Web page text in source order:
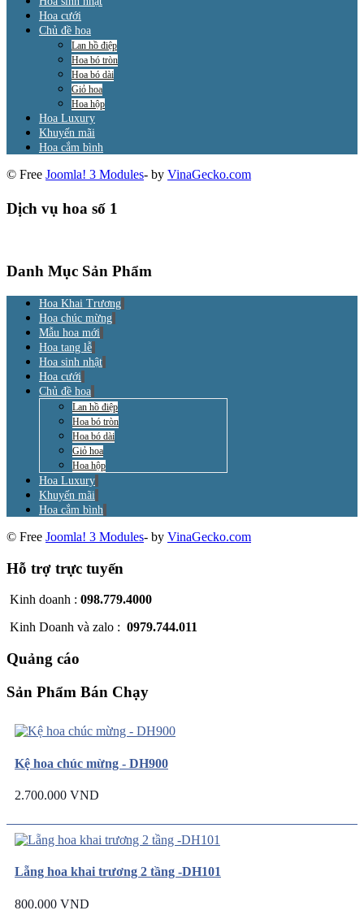
Hoa cưới
Chủ đề hoa
Lan hồ điệp
Hoa bó tròn
Hoa bó dài
Giỏ hoa
Hoa hộp
Hoa Luxury
Khuyến mãi
Hoa cắm bình
© Free Joomla! 3 Modules- by VinaGecko.com
Dịch vụ hoa số 1
Danh Mục Sản Phẩm
Hoa Khai Trương
Hoa chúc mừng
Mẫu hoa mới
Hoa tang lễ
Hoa sinh nhật
Hoa cưới
Chủ đề hoa
Lan hồ điệp
Hoa bó tròn
Hoa bó dài
Giỏ hoa
Hoa hộp
Hoa Luxury
Khuyến mãi
Hoa cắm bình
© Free Joomla! 3 Modules- by VinaGecko.com
Hỗ trợ trực tuyến
Kinh doanh : 098.779.4000
Kinh Doanh và zalo : 0979.744.011
Quảng cáo
Sản Phẩm Bán Chạy
Kệ hoa chúc mừng - DH900
2.700.000 VND
Lẵng hoa khai trương 2 tầng -DH101
800.000 VND